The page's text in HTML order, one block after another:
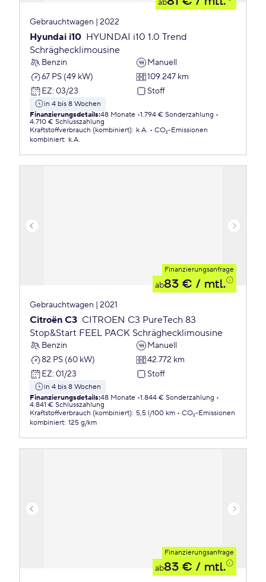
ab
Gebrauchtwagen | 2022
Hyundai i10 HYUNDAI i10 1.0 Trend
Schräghecklimousine
Benzin
Manuell
67 PS (49 kW)
109.247 km
EZ: 03/23 Stoff
in 4 bis 8 Wochen
Finanzierungsdetails:48 Monate 1.794 € Sonderzahlung
4.710 € Schlusszahlung
Kraftstoffverbrauch (kombiniert): k.A.
CO₂-Emissionen
kombiniert: k.A.
Finanzierungsanfrage
ab83 € / mtl.
Gebrauchtwagen | 2021
Citroën C3 CITROEN C3 PureTech 83
Stop&Start FEEL PACK Schräghecklimousine
Benzin
Manuell
82 PS (60 kW)
42.772 km
EZ: 01/23 Stoff
in 4 bis 8 Wochen
Finanzierungsdetails:48 Monate 1.844 € Sonderzahlung
4.841 € Schlusszahlung
Kraftstoffverbrauch (kombiniert): 5,5 l/100 km
CO₂-Emissionen
kombiniert: 125 g/km
Finanzierungsanfrage
ab83 € / mtl.